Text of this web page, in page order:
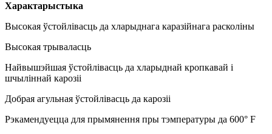
Характарыстыка
Высокая ўстойлівасць да хларыднага каразійнага расколіны
Высокая трываласць
Найвышэйшая ўстойлівасць да хларыднай кропкавай і
шчыліннай карозіі
Добрая агульная ўстойлівасць да карозіі
Рэкамендуецца для прымянення пры тэмпературы да 600° F